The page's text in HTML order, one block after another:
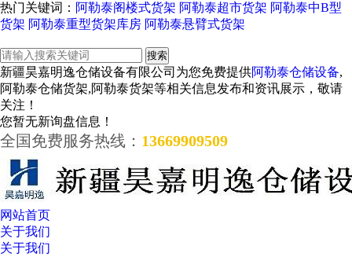
热门关键词： 阿勒泰阁楼式货架 阿勒泰超市货架 阿勒泰中B型
货架 阿勒泰重型货架库房 阿勒泰悬臂式货架
新疆昊嘉明逸仓储设备有限公司为您免费提供阿勒泰仓储设备,
阿勒泰仓储货架,阿勒泰货架等相关信息发布和资讯展示，敬请
关注！
您暂无新询盘信息！
全国免费服务热线： 13669909509
网站首页
关于我们
关于我们